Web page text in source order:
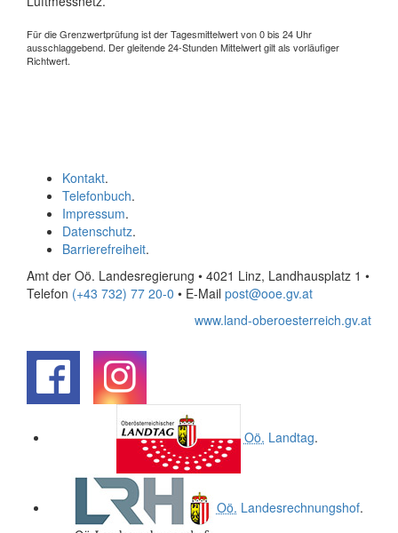
Für die Grenzwertprüfung ist der Tagesmittelwert von 0 bis 24 Uhr
ausschlaggebend. Der gleitende 24-Stunden Mittelwert gilt als vorläufiger
Richtwert.
Kontakt.
Telefonbuch.
Impressum.
Datenschutz.
Barrierefreiheit.
Amt der Oö. Landesregierung • 4021 Linz, Landhausplatz 1 •
Telefon (+43 732) 77 20-0 • E-Mail post@ooe.gv.at
www.land-oberoesterreich.gv.at
Oö. Landtag.
Oö. Landesrechnungshof.